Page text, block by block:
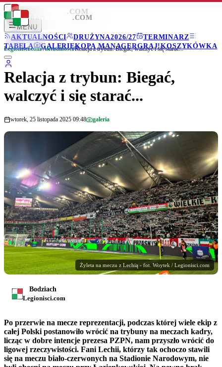
LEGIONISCI .COM
MENU
AKTUALNOŚCI
DRUŻYNA2026/27
TERMINARZ
TABELA
GALERIEKOPA MANAGERGRAJ!KOSZYKÓWKA
LEGIONISCI .COM
Legionisci.com/Aktualności/Relacja z trybun: Biegać, walczyć i się starać...
Relacja z trybun: Biegać,
walczyć i się starać...
wtorek, 25 listopada 2025 09:48 galeria
Żyleta na meczu z Lechią - fot. Woytek / Legionisci.com
Bodziach
Legionisci.com
Po przerwie na mecze reprezentacji, podczas której wiele ekip z
całej Polski postanowiło wrócić na trybuny na meczach kadry,
licząc w dobre intencje prezesa PZPN, nam przyszło wrócić do
ligowej rzeczywistości. Fani Lechii, którzy tak ochoczo stawili
się na meczu biało-czerwonych na Stadionie Narodowym, nie